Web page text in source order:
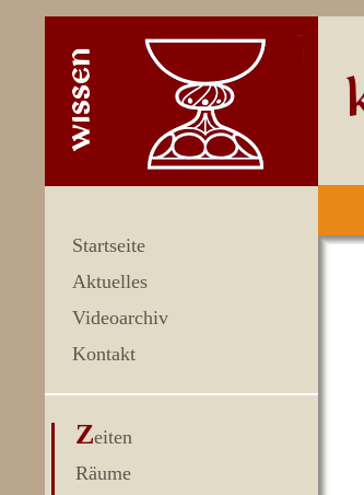
Startseite
Aktuelles
Videoarchiv
Kontakt
Zeiten
Räume